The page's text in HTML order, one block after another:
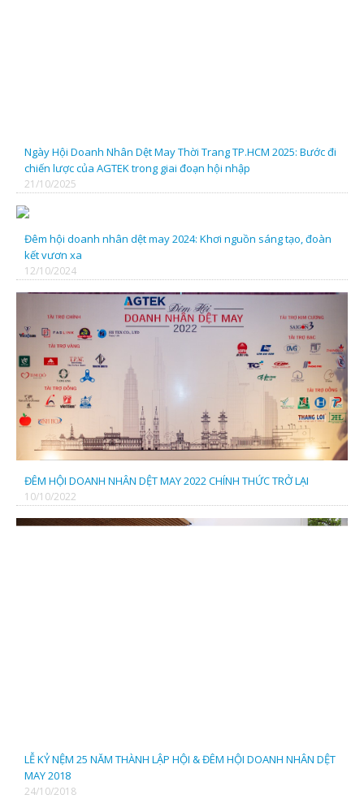
Ngày Hội Doanh Nhân Dệt May Thời Trang TP.HCM 2025: Bước đi
chiến lược của AGTEK trong giai đoạn hội nhập
21/10/2025
Đêm hội doanh nhân dệt may 2024: Khơi nguồn sáng tạo, đoàn
kết vươn xa
12/10/2024
ĐÊM HỘI DOANH NHÂN DỆT MAY 2022 CHÍNH THỨC TRỞ LẠI
10/10/2022
LỄ KỶ NỆM 25 NĂM THÀNH LẬP HỘI & ĐÊM HỘI DOANH NHÂN DỆT
MAY 2018
24/10/2018
CÔNG TY TNHH SX - TM - XNK SONG THUỶ H.K
Cty TNHH Phúc Trường Hải
CÔNG TY CỔ PHẦN VÀ ĐẦU TƯ PHÁT TRIỂN NAM SƠN
CÔNG TY CỔ PHẦN FADATECH
CÔNG TY TNHH SX TM THIÊN THANH BÌNH